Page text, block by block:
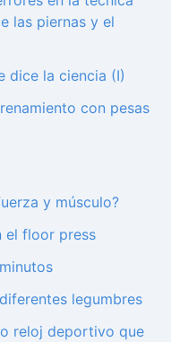
las piernas y el
dice la ciencia (I)
con pesas
y músculo?
el floor press
legumbres
reloj deportivo que